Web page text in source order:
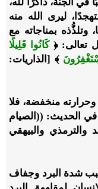
ليرى الله منه
بمناجاته مع
تعالى: ﴿كَانُوا قَلِيلًا
﴾ [الذاريات:
منخفضة، فلا
في الحديث: ((الصيام
والترمذي والبيهقي
شدة البرد وجفاف